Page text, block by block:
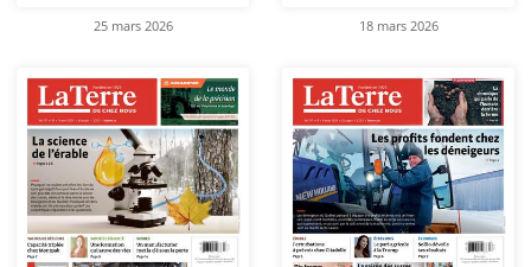
25 mars 2026 18 mars 2026